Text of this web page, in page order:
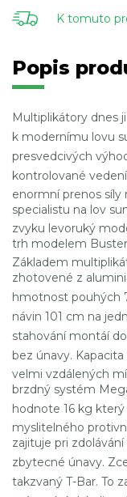
K tomuto
Popis
Multiplikátory dnes
k modernímu lovu
presvedcivých
kontrolované vedení
enormní prenos síly
specialistu na lov
zvyku levoruký
trh modelem Buster
Základem
zhotovené z
hmotnost pouhých
návin 101 cm na
stahování montáí
bez únavy.
velmi vzdálených
brzdný systém
hodnote 16 kg který
myslitelného
zajituje pri
zbytecné únavy.
takzvaný T-Bar. To